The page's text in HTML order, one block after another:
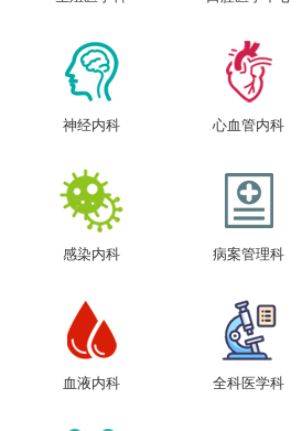
神经内科 心血管内科
感染内科 病案管理科
血液内科 全科医学科